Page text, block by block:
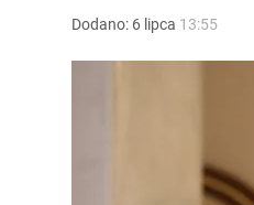
Dodano: 6 lipca 13:55